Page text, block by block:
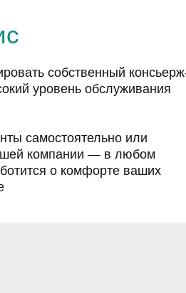
собственный
уровень обслуживания
самостоятельно или
компании — в любом
о комфорте ваших